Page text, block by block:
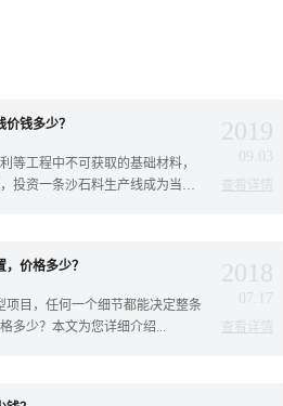
钱多少？
等工程中不可获取的基础材料，
投资一条沙石料生产线成为当下
2019
09.03
查看详情
价格多少？
项目，任何一个细节都能决定整条
多少？本文为您详细介绍...
2018
07.17
查看详情